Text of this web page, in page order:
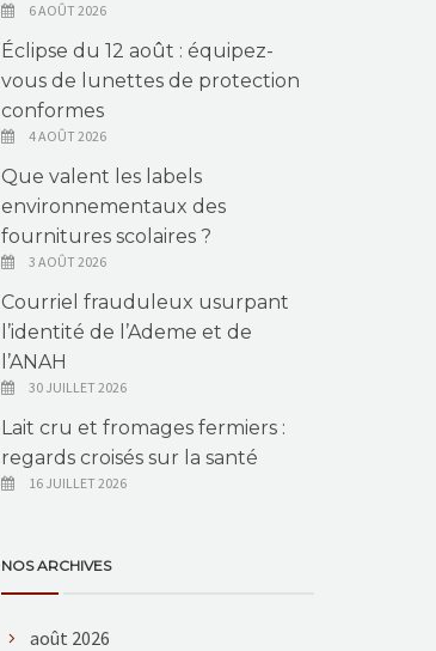
6 AOÛT 2026
Éclipse du 12 août : équipez-
vous de lunettes de protection
conformes
4 AOÛT 2026
Que valent les labels
environnementaux des
fournitures scolaires ?
3 AOÛT 2026
Courriel frauduleux usurpant
l’identité de l’Ademe et de
l’ANAH
30 JUILLET 2026
Lait cru et fromages fermiers :
regards croisés sur la santé
16 JUILLET 2026
NOS ARCHIVES
août 2026